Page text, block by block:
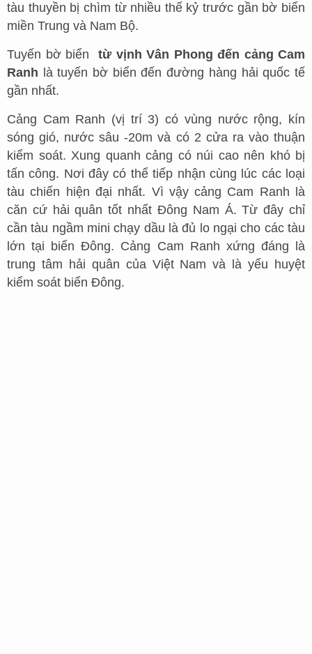
tàu thuyền bị chìm từ nhiều thế kỷ trước gần bờ biển
miền Trung và Nam Bộ.
Tuyến bờ biển từ vịnh Vân Phong đến cảng Cam
Ranh là tuyến bờ biển đến đường hàng hải quốc tế
gần nhất.
Cảng Cam Ranh (vị trí 3) có vùng nước rộng, kín
sóng gió, nước sâu -20m và có 2 cửa ra vào thuận
kiểm soát. Xung quanh cảng có núi cao nên khó bị
tấn công. Nơi đây có thể tiếp nhận cùng lúc các loại
tàu chiến hiện đại nhất. Vì vậy cảng Cam Ranh là
căn cứ hải quân tốt nhất Đông Nam Á. Từ đây chỉ
cần tàu ngầm mini chạy dầu là đủ lo ngại cho các tàu
lớn tại biển Đông. Cảng Cam Ranh xứng đáng là
trung tâm hải quân của Việt Nam và là yếu huyệt
kiểm soát biển Đông.